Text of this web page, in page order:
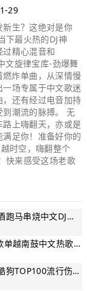
29
生？这绝对是你
下最火热的DJ神
精心混音和
文旋律宝库-劲爆舞
炸单曲，从深情慢
场专属于中文歌迷
还有经过电音加持
潮流的脉搏。 无
上嗨翻天，亦或是
足你！准备好你的
时空，嗨翻整个
快来感受这场老歌
台山DJ长毛志-全国语Electro包房醉酒跑马串烧中文DJ串烧
柳州DJ敏仔-全国语VinaHouse小费歌单越南鼓中文热歌DJ串烧
湛江DJ法官-全中文Electro回味曾经酷狗TOP100流行伤感上头音乐串烧